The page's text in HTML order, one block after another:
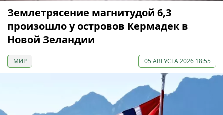
Землетрясение магнитудой 6,3
произошло у островов Кермадек в
Новой Зеландии
МИР 05 АВГУСТА 2026 18:55